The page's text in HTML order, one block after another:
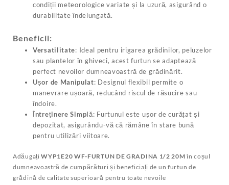
condiții meteorologice variate și la uzură, asigurând o
durabilitate îndelungată.
Beneficii:
Versatilitate: Ideal pentru irigarea grădinilor, peluzelor
sau plantelor în ghiveci, acest furtun se adaptează
perfect nevoilor dumneavoastră de grădinărit.
Ușor de Manipulat: Designul flexibil permite o
manevrare ușoară, reducând riscul de răsucire sau
îndoire.
Întreținere Simplă: Furtunul este ușor de curățat și
depozitat, asigurându-vă că rămâne în stare bună
pentru utilizări viitoare.
AdăugațiWYP1E20 WF-FURTUN DE GRADINA 1/2 20M în coșul
dumneavoastră de cumpărături și beneficiați de un furtun de
grădină de calitate superioară pentru toate nevoile